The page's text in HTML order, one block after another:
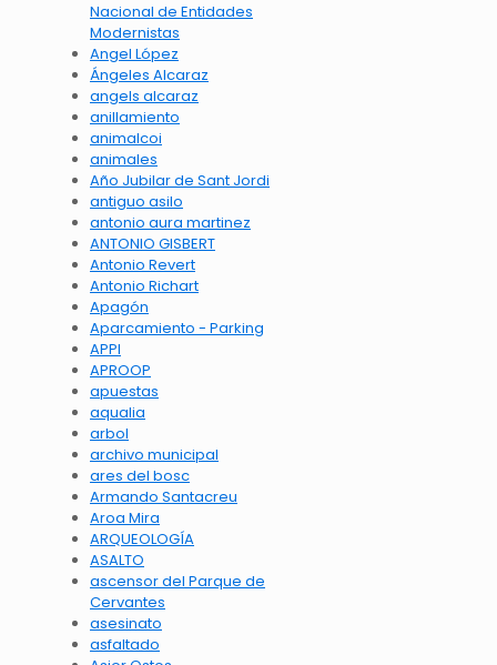
Nacional de Entidades
Modernistas
Angel López
Ángeles Alcaraz
angels alcaraz
anillamiento
animalcoi
animales
Año Jubilar de Sant Jordi
antiguo asilo
antonio aura martinez
ANTONIO GISBERT
Antonio Revert
Antonio Richart
Apagón
Aparcamiento - Parking
APPI
APROOP
apuestas
aqualia
arbol
archivo municipal
ares del bosc
Armando Santacreu
Aroa Mira
ARQUEOLOGÍA
ASALTO
ascensor del Parque de
Cervantes
asesinato
asfaltado